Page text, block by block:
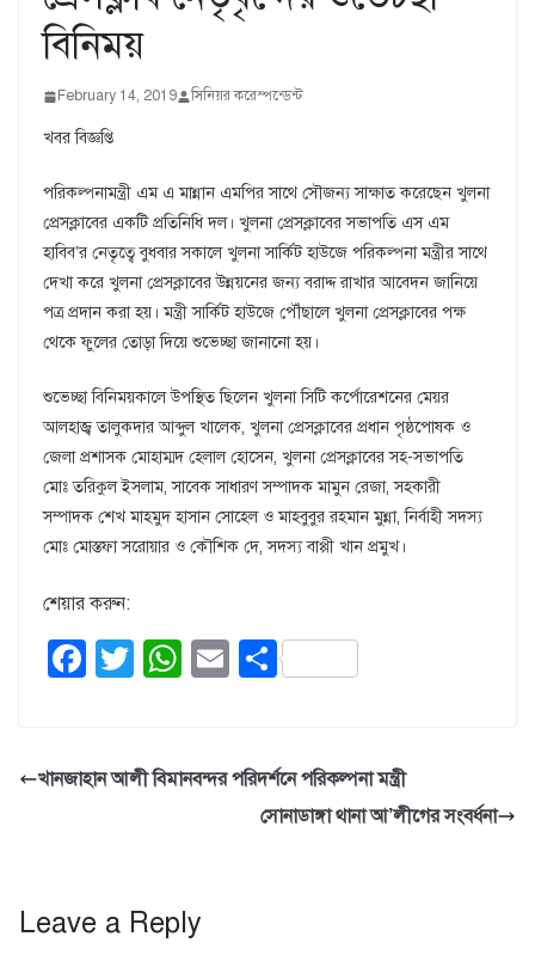
বিনিময়
February 14, 2019 সিনিয়র করেস্পন্ডেন্ট
খবর বিজ্ঞপ্তি
পরিকল্পনামন্ত্রী এম এ মান্নান এমপির সাথে সৌজন্য সাক্ষাত করেছেন খুলনা
প্রেসক্লাবের একটি প্রতিনিধি দল। খুলনা প্রেসক্লাবের সভাপতি এস এম
হাবিব’র নেতৃত্বে বুধবার সকালে খুলনা সার্কিট হাউজে পরিকল্পনা মন্ত্রীর সাথে
দেখা করে খুলনা প্রেসক্লাবের উন্নয়নের জন্য বরাদ্দ রাখার আবেদন জানিয়ে
পত্র প্রদান করা হয়। মন্ত্রী সার্কিট হাউজে পৌঁছালে খুলনা প্রেসক্লাবের পক্ষ
থেকে ফুলের তোড়া দিয়ে শুভেচ্ছা জানানো হয়।
শুভেচ্ছা বিনিময়কালে উপস্থিত ছিলেন খুলনা সিটি কর্পোরেশনের মেয়র
আলহাজ্ব তালুকদার আব্দুল খালেক, খুলনা প্রেসক্লাবের প্রধান পৃষ্ঠপোষক ও
জেলা প্রশাসক মোহাম্মদ হেলাল হোসেন, খুলনা প্রেসক্লাবের সহ-সভাপতি
মোঃ তরিকুল ইসলাম, সাবেক সাধারণ সম্পাদক মামুন রেজা, সহকারী
সম্পাদক শেখ মাহমুদ হাসান সোহেল ও মাহবুবুর রহমান মুন্না, নির্বাহী সদস্য
মোঃ মোস্তফা সরোয়ার ও কৌশিক দে, সদস্য বাপ্পী খান প্রমুখ।
শেয়ার করুন:
F
e
k
T
er
W
s
E S
e
খানজাহান আলী বিমানবন্দর পরিদর্শনে পরিকল্পনা মন্ত্রী
সোনাডাঙ্গা থানা আ’লীগের সংবর্ধনা
Leave a Reply